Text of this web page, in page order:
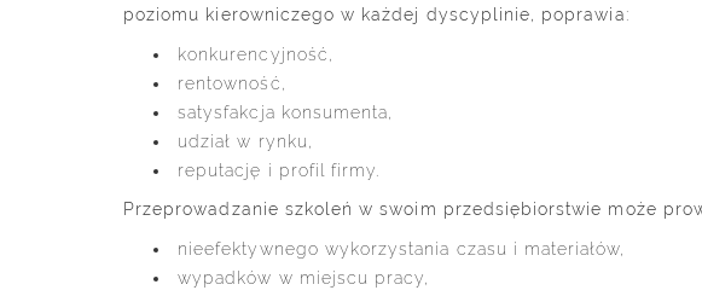
poziomu kierowniczego w każdej dyscyplinie, poprawia:
konkurencyjność,
rentowność,
satysfakcja konsumenta,
udział w rynku,
reputację i profil firmy.
Przeprowadzanie szkoleń w swoim przedsiębiorstwie może
nieefektywnego wykorzystania czasu i materiałów,
wypadków w miejscu pracy,